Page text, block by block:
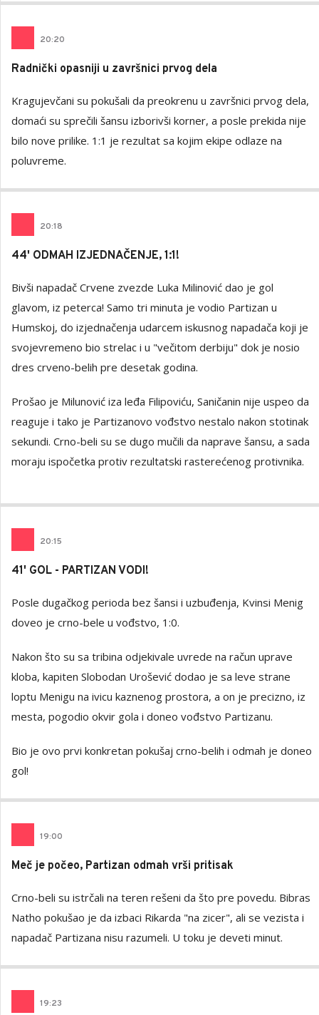
20:20
Radnički opasniji u završnici prvog dela
Kragujevčani su pokušali da preokrenu u završnici prvog dela,
domaći su sprečili šansu izborivši korner, a posle prekida nije
bilo nove prilike. 1:1 je rezultat sa kojim ekipe odlaze na
poluvreme.
20:18
44' ODMAH IZJEDNAČENJE, 1:1!
Bivši napadač Crvene zvezde Luka Milinović dao je gol
glavom, iz peterca! Samo tri minuta je vodio Partizan u
Humskoj, do izjednačenja udarcem iskusnog napadača koji je
svojevremeno bio strelac i u "večitom derbiju" dok je nosio
dres crveno-belih pre desetak godina.
Prošao je Milunović iza leđa Filipoviću, Saničanin nije uspeo da
reaguje i tako je Partizanovo vođstvo nestalo nakon stotinak
sekundi. Crno-beli su se dugo mučili da naprave šansu, a sada
moraju ispočetka protiv rezultatski rasterećenog protivnika.
20:15
41' GOL - PARTIZAN VODI!
Posle dugačkog perioda bez šansi i uzbuđenja, Kvinsi Menig
doveo je crno-bele u vođstvo, 1:0.
Nakon što su sa tribina odjekivale uvrede na račun uprave
kloba, kapiten Slobodan Urošević dodao je sa leve strane
loptu Menigu na ivicu kaznenog prostora, a on je precizno, iz
mesta, pogodio okvir gola i doneo vođstvo Partizanu.
Bio je ovo prvi konkretan pokušaj crno-belih i odmah je doneo
gol!
19:00
Meč je počeo, Partizan odmah vrši pritisak
Crno-beli su istrčali na teren rešeni da što pre povedu. Bibras
Natho pokušao je da izbaci Rikarda "na zicer", ali se vezista i
napadač Partizana nisu razumeli. U toku je deveti minut.
19:23